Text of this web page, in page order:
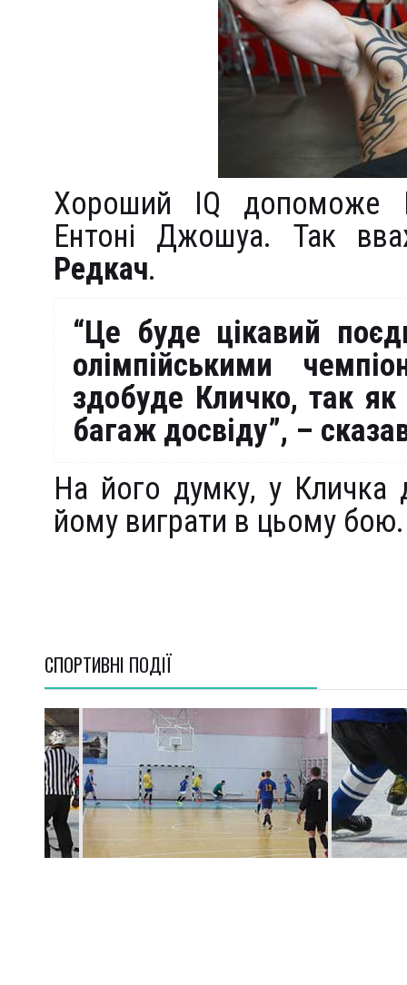
Хороший IQ допоможе
Ентоні Джошуа. Так
Редкач.
“Це буде цікавий
олімпійськими
здобуде Кличко, так
багаж досвіду”, –
На його думку, у
йому виграти в цьому бою.
СПОРТИВНI ПОДІЇ